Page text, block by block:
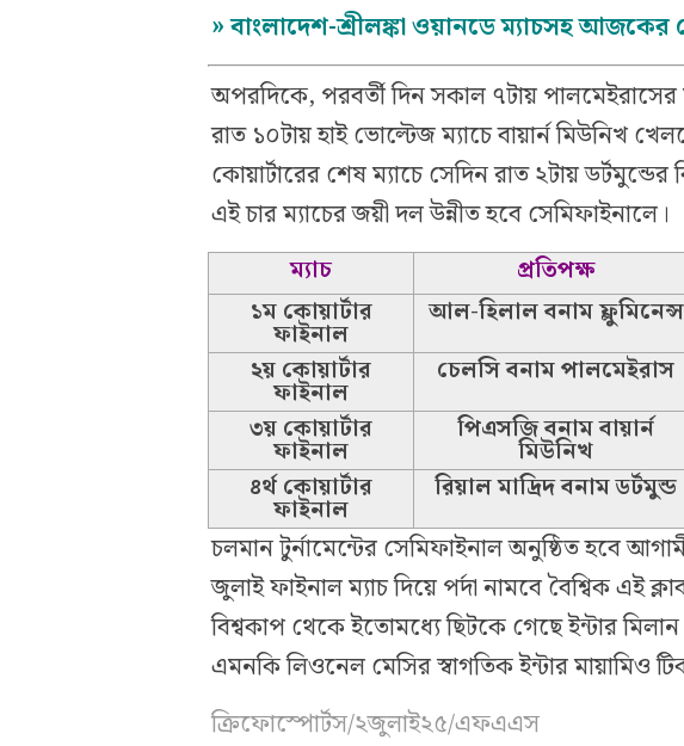
»বাংলাদেশ-শ্রীলঙ্কা ওয়ানডে ম্যাচসহ
অপরদিকে, পরবর্তী দিন সকাল ৭টায়
রাত ১০টায় হাই ভোল্টেজ ম্যাচে বায়ার্ন মিউনিখ
কোয়ার্টারের শেষ ম্যাচে সেদিন রাত ২টায় ডর্টমুন্ডের
এই চার ম্যাচের জয়ী দল উন্নীত হবে সেমিফাইনালে।
ম্যাচ প্রতিপক্ষ
১ম কোয়ার্টার
ফাইনাল
আল-হিলাল বনাম ফ্লুমিনেন্স
২য় কোয়ার্টার
ফাইনাল
চেলসি বনাম পালমেইরাস
৩য় কোয়ার্টার
ফাইনাল
পিএসজি বনাম বায়ার্ন
মিউনিখ
৪র্থ কোয়ার্টার
ফাইনাল
রিয়াল মাদ্রিদ বনাম ডর্টমুন্ড
চলমান টুর্নামেন্টের সেমিফাইনাল অনুষ্ঠিত হবে
জুলাই ফাইনাল ম্যাচ দিয়ে পর্দা নামবে বৈশ্বিক এই
বিশ্বকাপ থেকে ইতোমধ্যে ছিটকে গেছে ইন্টার
এমনকি লিওনেল মেসির স্বাগতিক ইন্টার মায়ামিও
ক্রিফোস্পোর্টস/২জুলাই২৫/এফএএস